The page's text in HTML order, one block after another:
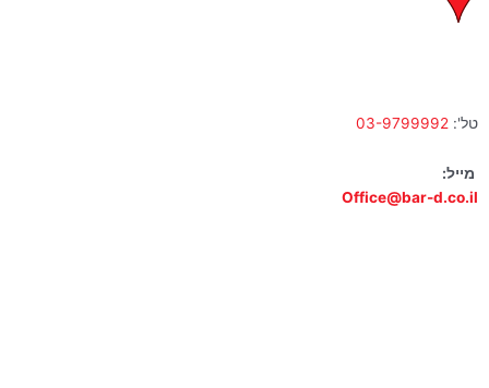
טל': 03-9799992
מייל:
Office@bar-d.co.il